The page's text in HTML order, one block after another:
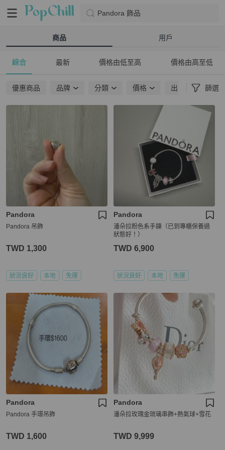
Pandora 飾品
商品 用戶
綜合 最新 價格由低至高 價格由高至低
優惠商品 品牌 分類 價格 出貨地點 篩選
Pandora
Pandora 吊飾
TWD 1,300
狀況良好 本地 免運
Pandora
潘朵拉粉色系手鍊（已到專櫃保養過
狀態好！）
TWD 6,900
狀況良好 本地 免運
Pandora
Pandora 手環吊飾
TWD 1,600
Pandora
潘朵拉玫瑰金琉璃串飾+熱氣球+雪花
TWD 9,999